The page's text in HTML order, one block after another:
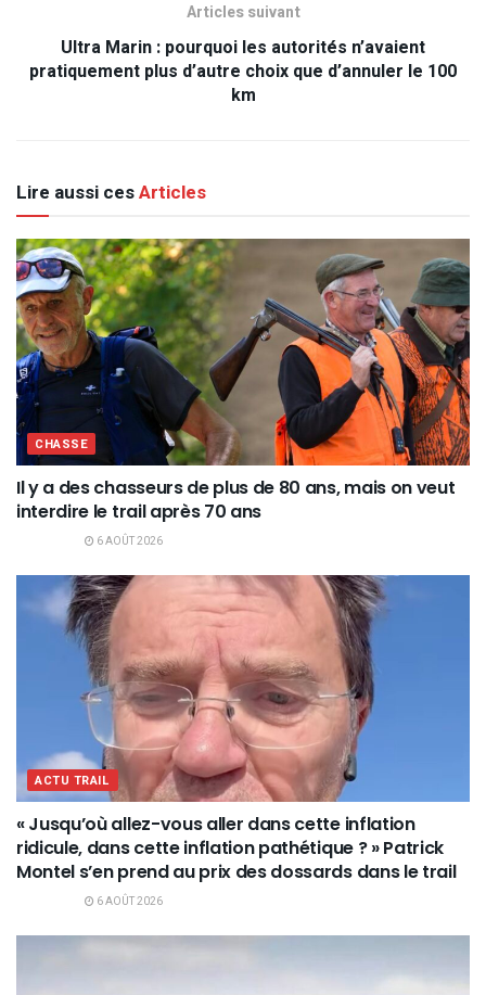
Articles suivant
Ultra Marin : pourquoi les autorités n’avaient
pratiquement plus d’autre choix que d’annuler le 100
km
Lire aussi cesArticles
CHASSE
Il y a des chasseurs de plus de 80 ans, mais on veut
interdire le trail après 70 ans
6 AOÛT 2026
ACTU TRAIL
« Jusqu’où allez-vous aller dans cette inflation
ridicule, dans cette inflation pathétique ? » Patrick
Montel s’en prend au prix des dossards dans le trail
6 AOÛT 2026